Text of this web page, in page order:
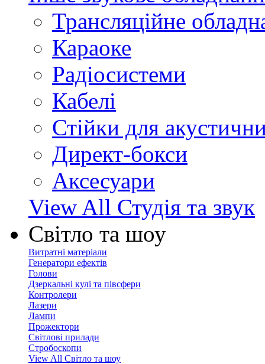
Трансляційне
Караоке
Радіосистеми
Кабелі
Стійки для
Директ-бокси
Аксесуари
View All Студія та звук
Світло та шоу
Витратні матеріали
Генератори ефектів
Голови
Дзеркальні кулі та півсфери
Контролери
Лазери
Лампи
Прожектори
Світлові прилади
Стробоскопи
View All Світло та шоу